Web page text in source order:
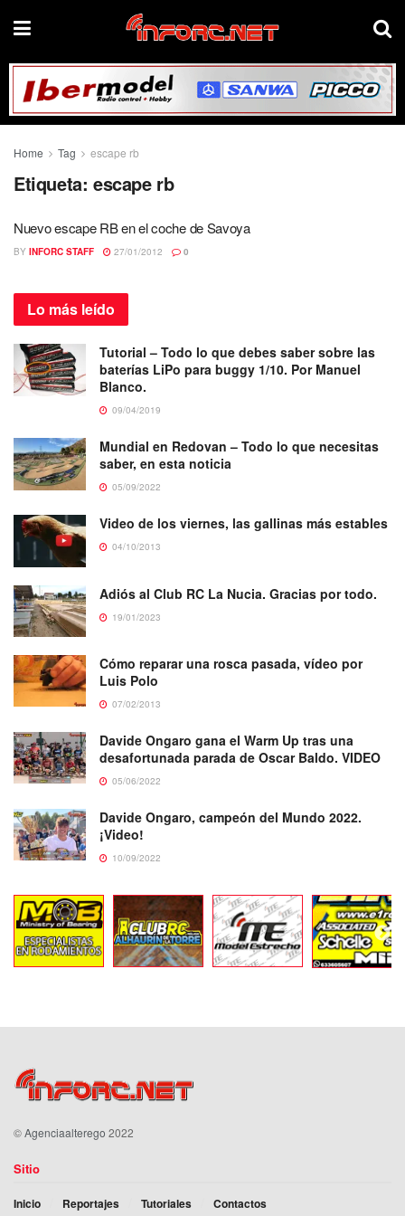
Home Tag escape rb
Etiqueta: escape rb
Nuevo escape RB en el coche de Savoya
BY INFORC STAFF 27/01/2012 0
Lo más leído
Tutorial – Todo lo que debes saber sobre las
baterías LiPo para buggy 1/10. Por Manuel
Blanco.
09/04/2019
Mundial en Redovan – Todo lo que necesitas
saber, en esta noticia
05/09/2022
Video de los viernes, las gallinas más estables
04/10/2013
Adiós al Club RC La Nucia. Gracias por todo.
19/01/2023
Cómo reparar una rosca pasada, vídeo por
Luis Polo
07/02/2013
Davide Ongaro gana el Warm Up tras una
desafortunada parada de Oscar Baldo. VIDEO
05/06/2022
Davide Ongaro, campeón del Mundo 2022.
¡Video!
10/09/2022
©Agenciaalterego 2022
Sitio
Inicio Reportajes Tutoriales Contactos